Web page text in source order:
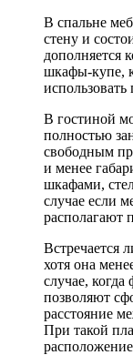
В спальне
стену и
дополняется
шкафы-купе,
использовать
В гостиной
полностью
свободным
и менее
шкафами,
случае если
располагают
Встречается
хотя она
случае,
позволяют
расстояние
При такой